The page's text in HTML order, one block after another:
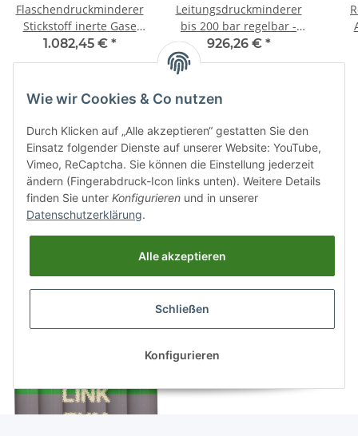
Flaschendruckminderer
Stickstoff inerte Gase
300 bar 1-stufig bis 300
bar regelbar - Anschluss
Ausgang M14x1,5 AG =
S6 - Messing 4.5 -
GASARC TECH MASTER
GPS421
1.082,45 € *
Leitungsdruckminderer
bis 200 bar regelbar -
Eingang max. 300 bar
Rechts - 1-stufig - IN /
OUT 6 mm KRV - 6 Port -
Sicherheitsüberdruckventil
FKM - Messing
verchromt 6.0 - GCE
Druva LPLH0SJ
926,26 € *
- IN
Kategorien
Druckminderer Autogen
Wie wir Cookies & Co nutzen
Durch Klicken auf „Alle akzeptieren“ gestatten Sie den
Einsatz folgender Dienste auf unserer Website: YouTube,
Vimeo, ReCaptcha. Sie können die Einstellung jederzeit
ändern (Fingerabdruck-Icon links unten). Weitere Details
finden Sie unter Konfigurieren und in unserer
Datenschutzerklärung.
Alle akzeptieren
Schließen
Konfigurieren